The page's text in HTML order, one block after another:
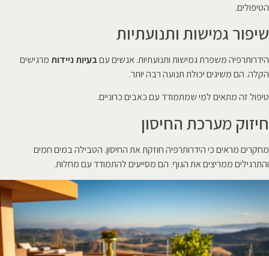
הטיפולים.
שיפור גמישות ותנועתיות
הידרותרפיה משפרת גמישות ותנועתיות. אנשים עםבעיות ניידותמרגישים
הקלה. הם משיגים יכולת תנועה רבה יותר.
טיפול זה מתאים למי שמתמודד עם כאבים כרוניים.
חיזוק מערכת החיסון
מחקרים מראים כי הידרותרפיה חוזקת את החיסון. הטבילה במים חמים
והתרגילים ממריצים את הגוף. הם מסייעים להתמודד עם מחלות.